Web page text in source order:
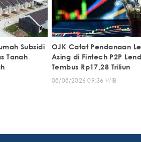
Subsidi
Tanah
OJK Catat Pendanaan
Asing di Fintech P2P
Tembus Rp17,28 Triliun
08/08/2026 09:36 WIB